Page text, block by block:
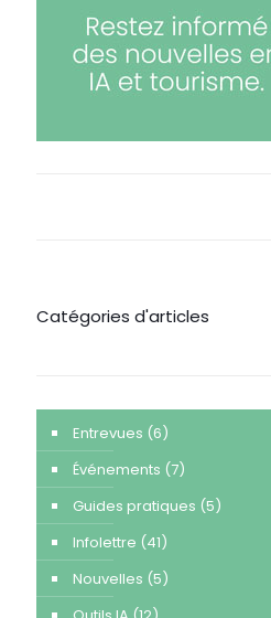
Catégories d'articles
Entrevues (6)
Événements (7)
Guides pratiques (5)
Infolettre (41)
Nouvelles (5)